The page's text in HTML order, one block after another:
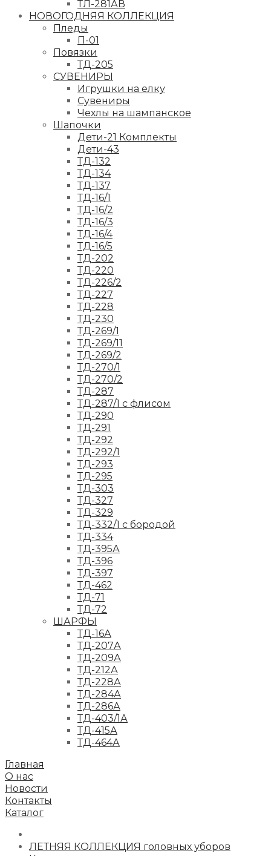
ТЛ-281АВ
НОВОГОДНЯЯ КОЛЛЕКЦИЯ
Пледы
П-01
Повязки
ТД-205
СУВЕНИРЫ
Игрушки на елку
Сувениры
Чехлы на шампанское
Шапочки
Дети-21 Комплекты
Дети-43
ТД-132
ТД-134
ТД-137
ТД-16/1
ТД-16/2
ТД-16/3
ТД-16/4
ТД-16/5
ТД-202
ТД-220
ТД-226/2
ТД-227
ТД-228
ТД-230
ТД-269/1
ТД-269/11
ТД-269/2
ТД-270/1
ТД-270/2
ТД-287
ТД-287/1 с флисом
ТД-290
ТД-291
ТД-292
ТД-292/1
ТД-293
ТД-295
ТД-303
ТД-327
ТД-329
ТД-332/1 с бородой
ТД-334
ТД-395А
ТД-396
ТД-397
ТД-462
ТД-71
ТД-72
ШАРФЫ
ТД-16А
ТД-207А
ТД-209А
ТД-212А
ТД-228А
ТД-284А
ТД-286А
ТД-403/1А
ТД-415А
ТД-464А
Главная
О нас
Новости
Контакты
Каталог
ЛЕТНЯЯ КОЛЛЕКЦИЯ головных уборов